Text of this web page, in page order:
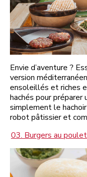
Envie d’aventure ?
version
ensoleillés et riches
hachés pour
simplement le
robot pâtissier et
03. Burgers au poulet